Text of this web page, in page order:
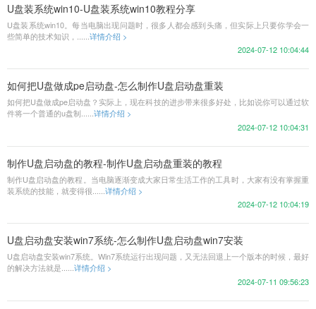
U盘装系统win10-U盘装系统win10教程分享
U盘装系统win10。每当电脑出现问题时，很多人都会感到头痛，但实际上只要你学会一
些简单的技术知识，...... 详情介绍 >
2024-07-12 10:04:44
如何把U盘做成pe启动盘-怎么制作U盘启动盘重装
如何把U盘做成pe启动盘？实际上，现在科技的进步带来很多好处，比如说你可以通过软
件将一个普通的u盘制......详情介绍 >
2024-07-12 10:04:31
制作U盘启动盘的教程-制作U盘启动盘重装的教程
制作U盘启动盘的教程。当电脑逐渐变成大家日常生活工作的工具时，大家有没有掌握重
装系统的技能，就变得很...... 详情介绍 >
2024-07-12 10:04:19
U盘启动盘安装win7系统-怎么制作U盘启动盘win7安装
U盘启动盘安装win7系统。Win7系统运行出现问题，又无法回退上一个版本的时候，最好
的解决方法就是......详情介绍 >
2024-07-11 09:56:23